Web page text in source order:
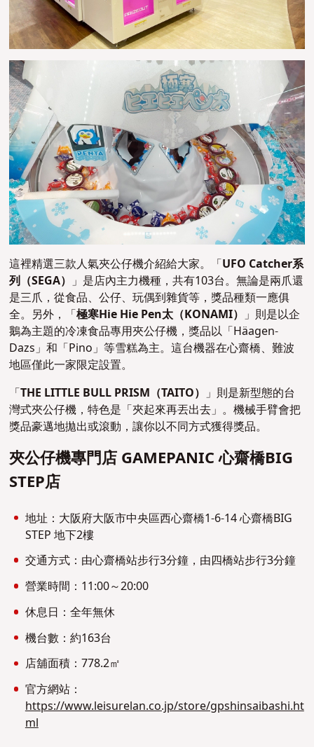
這裡精選三款人氣夾公仔機介紹給大家。「UFO Catcher系
列（SEGA） 」是店內主力機種，共有103台。無論是兩爪還
是三爪，從食品、公仔、玩偶到雜貨等，獎品種類一應俱
全。另外，「極寒Hie Hie Pen太（KONAMI） 」則是以企
鵝為主題的冷凍食品專用夾公仔機，獎品以「Häagen-
Dazs」和「Pino」等雪糕為主。這台機器在心齋橋、難波
地區僅此一家限定設置。
「THE LITTLE BULL PRISM（TAITO） 」則是新型態的台
灣式夾公仔機，特色是「夾起來再丟出去」。機械手臂會把
獎品豪邁地拋出或滾動，讓你以不同方式獲得獎品。
夾公仔機專門店 GAMEPANIC 心齋橋BIG
STEP店
地址：大阪府大阪市中央區西心齋橋1-6-14 心齋橋BIG
STEP 地下2樓
交通方式：由心齋橋站步行3分鐘，由四橋站步行3分鐘
營業時間：11:00～20:00
休息日：全年無休
機台數：約163台
店舖面積：778.2㎡
官方網站：
https://www.leisurelan.co.jp/store/gpshinsaibashi.ht
ml